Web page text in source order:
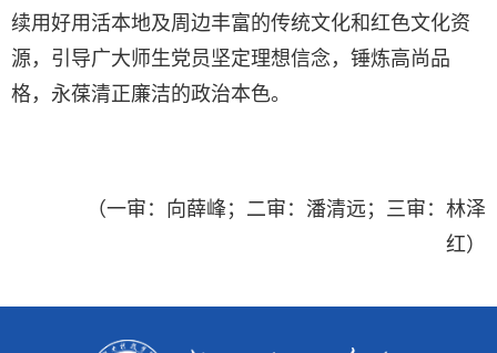
续用好用活本地及周边丰富的传统文化和红色文化资
源，引导广大师生党员坚定理想信念，锤炼高尚品
格，永葆清正廉洁的政治本色。
（一审：向薛峰；二审：潘清远；三审：林泽
红）